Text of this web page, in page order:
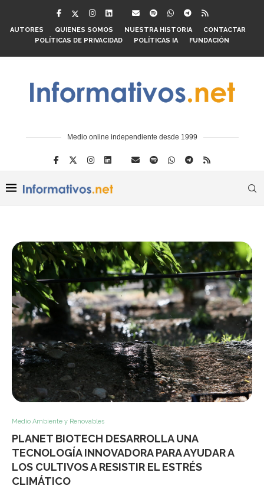
AUTORES QUIENES SOMOS NUESTRA HISTORIA
CONTACTAR
POLÍTICAS DE PRIVACIDAD
POLÍTICAS IA FUNDACIÓN
Medio online independiente desde 1999
Medio Ambiente y Renovables
PLANET BIOTECH DESARROLLA UNA
TECNOLOGÍA INNOVADORA PARA AYUDAR A
LOS CULTIVOS A RESISTIR EL ESTRÉS
CLIMÁTICO